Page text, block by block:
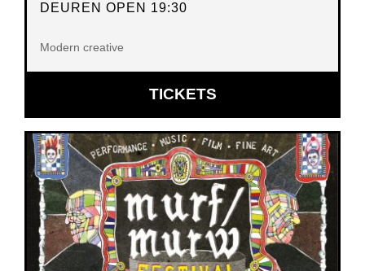
DEUREN OPEN 19:30
Modern creative
TICKETSOPENT
IN
NIEUW
VENSTER